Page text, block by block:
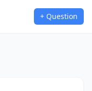
+ Question